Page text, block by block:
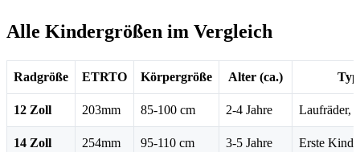
Alle Kindergrößen im Vergleich
Radgröße ETRTO Körpergröße Alter (ca.)
12 Zoll 203mm 85-100 cm 2-4 Jahre Laufräder,
14 Zoll 254mm 95-110 cm 3-5 Jahre Erste